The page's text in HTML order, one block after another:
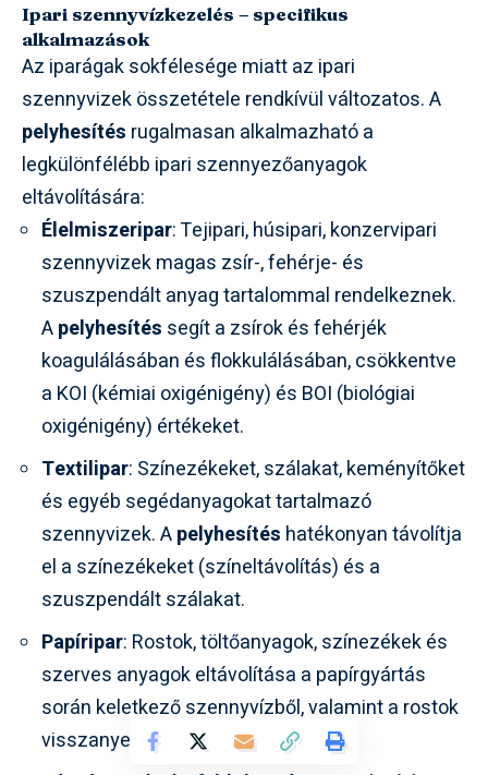
Ipari szennyvízkezelés – specifikus
alkalmazások
Az iparágak sokfélesége miatt az ipari
szennyvizek összetétele rendkívül változatos. A
pelyhesítés rugalmasan alkalmazható a
legkülönfélébb ipari szennyezőanyagok
eltávolítására:
Élelmiszeripar: Tejipari, húsipari, konzervipari
szennyvizek magas zsír-, fehérje- és
szuszpendált anyag tartalommal rendelkeznek.
Apelyhesítés segít a zsírok és fehérjék
koagulálásában és flokkulálásában, csökkentve
a KOI (kémiai oxigénigény) és BOI (biológiai
oxigénigény) értékeket.
Textilipar: Színezékeket, szálakat, keményítőket
és egyéb segédanyagokat tartalmazó
szennyvizek. Apelyhesítés hatékonyan távolítja
el a színezékeket (színeltávolítás) és a
szuszpendált szálakat.
Papíripar: Rostok, töltőanyagok, színezékek és
szerves anyagok eltávolítása a papírgyártás
során keletkező szennyvízből, valamint a rostok
visszanyerése.